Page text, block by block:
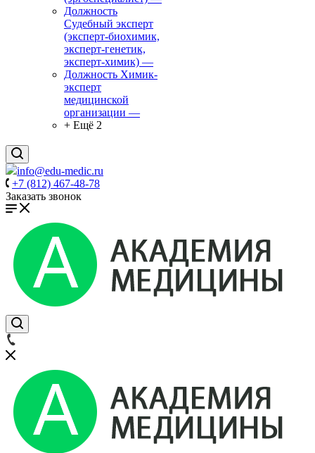
Должность
Судебный эксперт
(эксперт-биохимик,
эксперт-генетик,
эксперт-химик) —
Должность Химик-
эксперт
медицинской
организации —
+ Ещё 2
info@edu-medic.ru
+7 (812) 467-48-78
Заказать звонок